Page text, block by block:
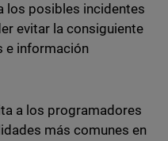
los posibles incidentes
evitar la consiguiente
e información
a los programadores
más comunes en